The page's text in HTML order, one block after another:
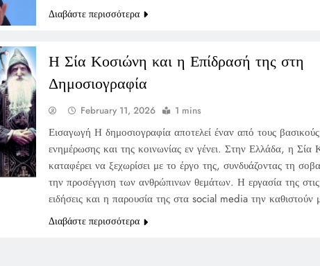
Διαβάστε περισσότερα
Η Σία Κοσιώνη και η Επίδρασή της στη
Δημοσιογραφία
February 11, 2026 1 mins
Εισαγωγή Η δημοσιογραφία αποτελεί έναν από τους
ενημέρωσης και της κοινωνίας εν γένει. Στην Ελλάδα, η Σία
καταφέρει να ξεχωρίσει με το έργο της, συνδυάζοντας τη
την προσέγγιση των ανθρώπινων θεμάτων. Η εργασία της στις
ειδήσεις και η παρουσία της στα social media την καθιστούν
Διαβάστε περισσότερα